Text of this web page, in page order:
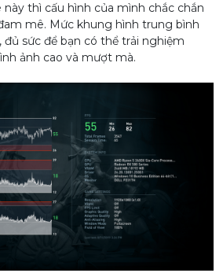
thì cấu hình của mình chắc chắn
mê. Mức khung hình trung bình
đủ sức để bạn có thể trải nghiệm
ảnh cao và mượt mà.